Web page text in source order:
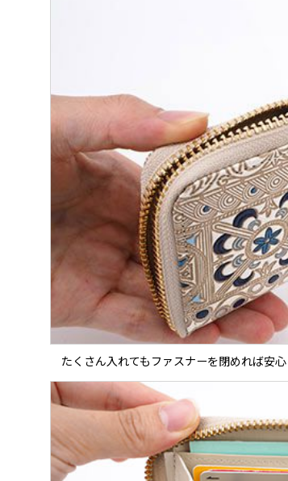
たくさん入れてもファスナーを閉めれば安心